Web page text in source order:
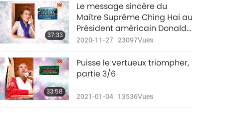
37:33
Le message sincère du
Maître Suprême Ching Hai au
Président américain Donald
Trump
2020-11-27 23097Vues
33:58
Puisse le vertueux triompher,
partie 3/6
2021-01-04 13536Vues